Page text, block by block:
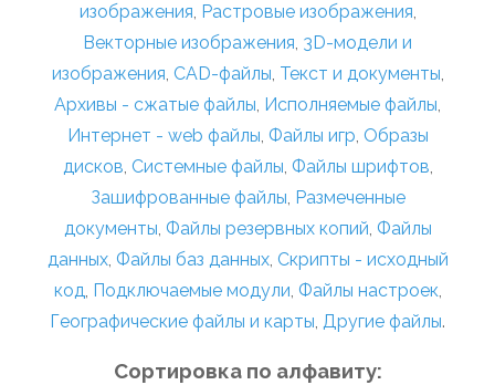
изображения, Растровые изображения,
Векторные изображения, 3D-модели и
изображения, CAD-файлы, Текст и документы,
Архивы - сжатые файлы, Исполняемые файлы,
Интернет - web файлы, Файлы игр, Образы
дисков, Системные файлы, Файлы шрифтов,
Зашифрованные файлы, Размеченные
документы, Файлы резервных копий, Файлы
данных, Файлы баз данных, Скрипты - исходный
код, Подключаемые модули, Файлы настроек,
Географические файлы и карты, Другие файлы.
Сортировка по алфавиту: